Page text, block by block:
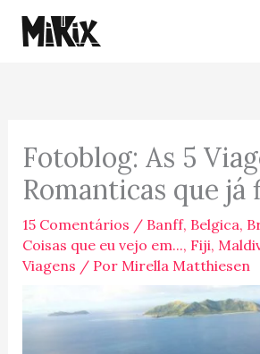
para
Fotoblog: As 5
Romanticas que já
15 Comentários / Banff, Belgica,
Coisas que eu vejo em..., Fiji,
Viagens / Por Mirella Matthiesen